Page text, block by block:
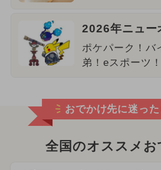
2026年ニュー
ポケパーク！バ
弟！eスポーツ！
おでかけ先に迷った
全国のオススメお